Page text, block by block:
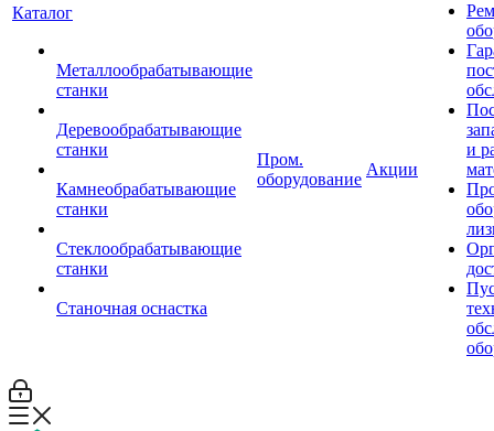
Каталог
Металлообрабатывающие
станки
Деревообрабатывающие
станки
Камнеобрабатывающие
станки
Стеклообрабатывающие
станки
Станочная оснастка
Пром.
оборудование
Акции
и